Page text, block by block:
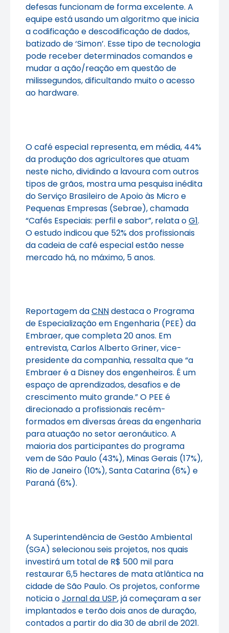
defesas funcionam de forma excelente. A
equipe está usando um algoritmo que inicia
a codificação e descodificação de dados,
batizado de ‘Simon’. Esse tipo de tecnologia
pode receber determinados comandos e
mudar a ação/reação em questão de
milissegundos, dificultando muito o acesso
ao hardware.
O café especial representa, em média, 44%
da produção dos agricultores que atuam
neste nicho, dividindo a lavoura com outros
tipos de grãos, mostra uma pesquisa inédita
do Serviço Brasileiro de Apoio às Micro e
Pequenas Empresas (Sebrae), chamada
“Cafés Especiais: perfil e sabor”, relata oG1.
O estudo indicou que 52% dos profissionais
da cadeia de café especial estão nesse
mercado há, no máximo, 5 anos.
Reportagem daCNNdestaca o Programa
de Especialização em Engenharia (PEE) da
Embraer, que completa 20 anos. Em
entrevista, Carlos Alberto Griner, vice-
presidente da companhia, ressalta que “a
Embraer é a Disney dos engenheiros. É um
espaço de aprendizados, desafios e de
crescimento muito grande.” O PEE é
direcionado a profissionais recém-
formados em diversas áreas da engenharia
para atuação no setor aeronáutico. A
maioria dos participantes do programa
vem de São Paulo (43%), Minas Gerais (17%),
Rio de Janeiro (10%), Santa Catarina (6%) e
Paraná (6%).
A Superintendência de Gestão Ambiental
(SGA) selecionou seis projetos, nos quais
investirá um total de R$ 500 mil para
restaurar 6,5 hectares de mata atlântica na
cidade de São Paulo. Os projetos, conforme
noticia oJornal da USP, já começaram a ser
implantados e terão dois anos de duração,
contados a partir do dia 30 de abril de 2021.